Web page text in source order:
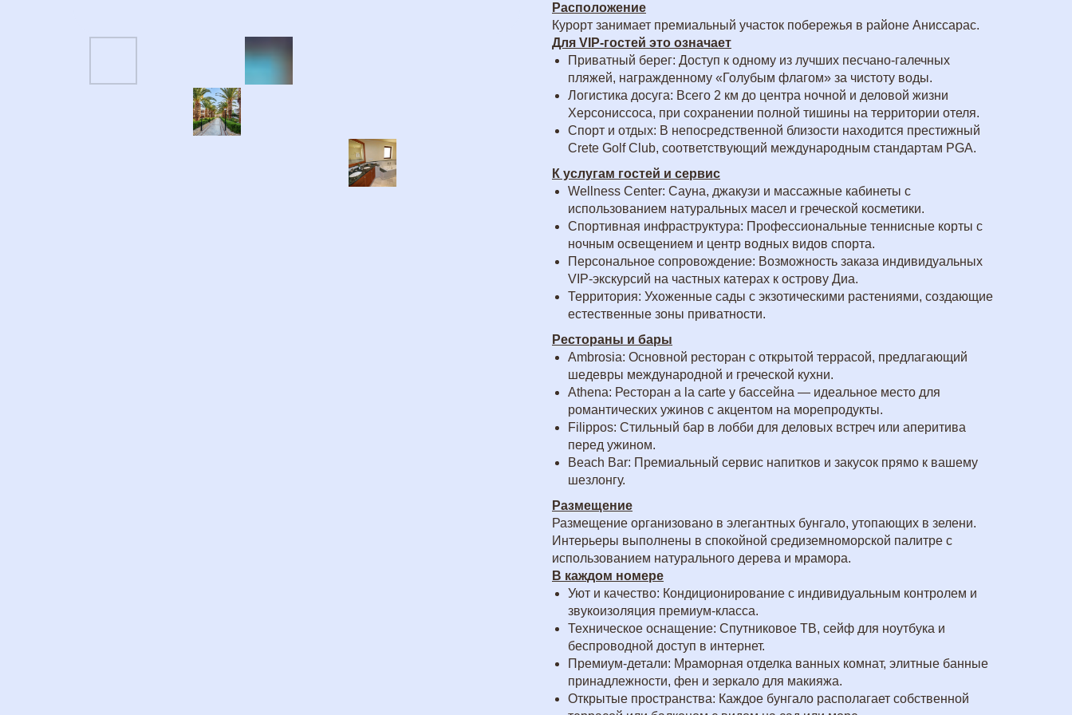
Расположение
Курорт занимает премиальный участок побережья в районе Аниссарас.
Для VIP-гостей это означает
Приватный берег: Доступ к одному из лучших песчано-галечных
пляжей, награжденному «Голубым флагом» за чистоту воды.
Логистика досуга: Всего 2 км до центра ночной и деловой жизни
Херсониссоса, при сохранении полной тишины на территории отеля.
Спорт и отдых: В непосредственной близости находится престижный
Crete Golf Club, соответствующий международным стандартам PGA.
К услугам гостей и сервис
Wellness Center: Сауна, джакузи и массажные кабинеты с
использованием натуральных масел и греческой косметики.
Спортивная инфраструктура: Профессиональные теннисные корты с
ночным освещением и центр водных видов спорта.
Персональное сопровождение: Возможность заказа индивидуальных
VIP-экскурсий на частных катерах к острову Диа.
Территория: Ухоженные сады с экзотическими растениями, создающие
естественные зоны приватности.
Рестораны и бары
Ambrosia: Основной ресторан с открытой террасой, предлагающий
шедевры международной и греческой кухни.
Athena: Ресторан a la carte у бассейна — идеальное место для
романтических ужинов с акцентом на морепродукты.
Filippos: Стильный бар в лобби для деловых встреч или аперитива
перед ужином.
Beach Bar: Премиальный сервис напитков и закусок прямо к вашему
шезлонгу.
Размещение
Размещение организовано в элегантных бунгало, утопающих в зелени.
Интерьеры выполнены в спокойной средиземноморской палитре с
использованием натурального дерева и мрамора.
В каждом номере
Уют и качество: Кондиционирование с индивидуальным контролем и
звукоизоляция премиум-класса.
Техническое оснащение: Спутниковое ТВ, сейф для ноутбука и
беспроводной доступ в интернет.
Премиум-детали: Мраморная отделка ванных комнат, элитные банные
принадлежности, фен и зеркало для макияжа.
Открытые пространства: Каждое бунгало располагает собственной